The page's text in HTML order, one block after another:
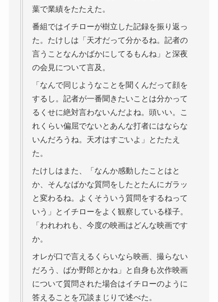
葉で業績をたたえた。
番組ではイチローが樹立した記録を振り返っ
た。たけしは「天才だって分かるね。記者の
言うことなんかばかにしてるもんね」と深夜
の会見について言及。
「なんで同じようなことを聞くんだって顔を
するし。記者が一番聞きたいことは分かって
るくせに絶対言わないんだよね。頭いい。こ
れくらい偏屈でないとあんな打者にはならな
いんだろうね。天才はすごいよ」とたたえ
た。
たけしはまた、「なんか感動したことはと
か、そんなばかな質問をしたとたんにガラッ
と変わるね。よくそういう質問をするねって
いう」とイチローをよく観察している様子。
「われわれも、今度の映画はどんな映画です
か。
オレが口で言えるくらいなら映画、撮らない
だろう、ばか野郎とかね」と自身も次作映画
について質問された場合はイチローのように
答えることを冗談まじりで述べた。